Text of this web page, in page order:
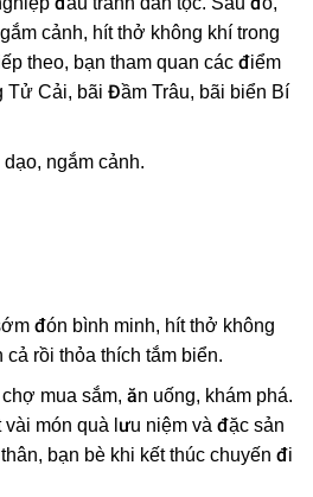
cảnh, hít thở không khí trong
theo, bạn tham quan các điểm
Tử Cải, bãi Đầm Trâu, bãi biển Bí
ngắm cảnh.
đón bình minh, hít thở không
cả rồi thỏa thích tắm biển.
mua sắm, ăn uống, khám phá.
món quà lưu niệm và đặc sản
bạn bè khi kết thúc chuyến đi